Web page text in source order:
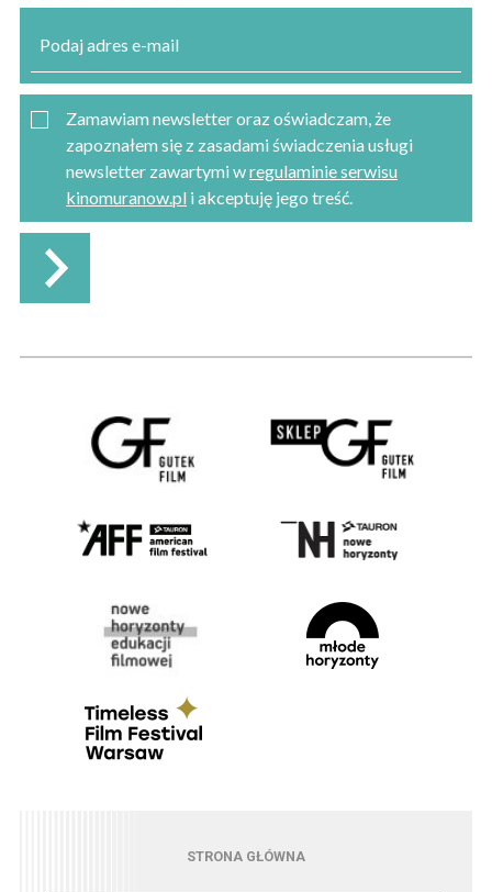
Zamawiam newsletter oraz oświadczam, że
zapoznałem się z zasadami świadczenia usługi
newsletter zawartymi wregulaminie serwisu
kinomuranow.pl i akceptuję jego treść.
Menu - strona główna
STRONA GŁÓWNA